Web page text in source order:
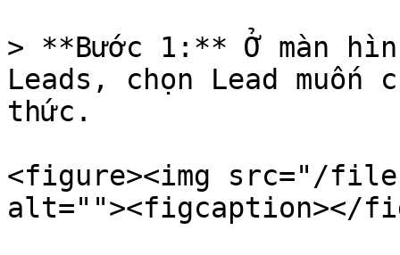
> **Bước 1:** Ở màn
Leads, chọn Lead muốn
thức.
<figure><img src="/files/
alt=""><figcaption></